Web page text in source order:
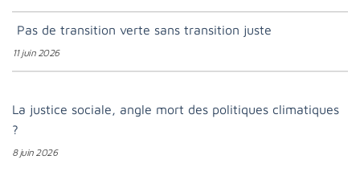
Pas de transition verte sans transition juste
11 juin 2026
La justice sociale, angle mort des politiques climatiques
?
8 juin 2026